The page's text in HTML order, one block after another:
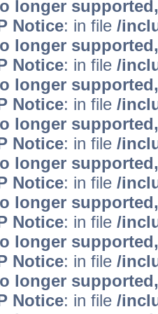
longer
Notice: in file /
longer
Notice: in file /
longer
Notice: in file /
longer
Notice: in file /
longer
Notice: in file /
longer
Notice: in file /
longer
Notice: in file /
longer
Notice: in file /